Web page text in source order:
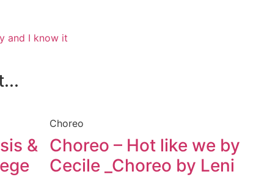
and I know it
&
Choreo
Choreo – Hot like we by
Cecile _Choreo by Leni